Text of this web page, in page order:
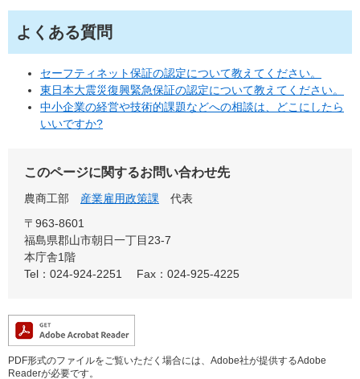
よくある質問
セーフティネット保証の認定について教えてください。
東日本大震災復興緊急保証の認定について教えてください。
中小企業の経営や技術的課題などへの相談は、どこにしたら
いいですか?
このページに関するお問い合わせ先
農商工部 産業雇用政策課
代表
〒963-8601
福島県郡山市朝日一丁目23-7
本庁舎1階
Tel：024-924-2251
Fax：024-925-4225
PDF形式のファイルをご覧いただく場合には、Adobe社が提供するAdobe
Readerが必要です。